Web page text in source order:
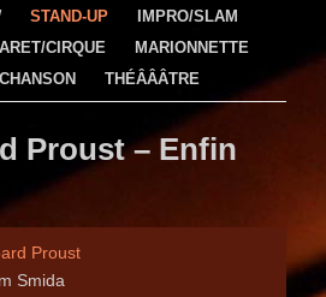
STAND-UP
IMPRO/SLAM
CIRQUE
MARIONNETTE
CHANSON THÉÂÂÂTRE
Proust – Enfin
Proust
Smida